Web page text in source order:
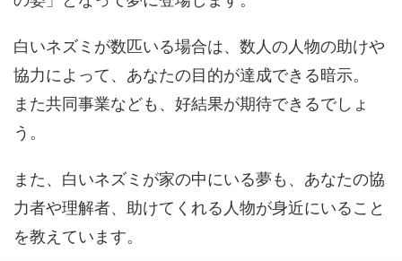
白いネズミが数匹いる場合は、数人の人物の助けや
協力によって、あなたの目的が達成できる暗示。
また共同事業なども、好結果が期待できるでしょ
う。
また、白いネズミが家の中にいる夢も、あなたの協
力者や理解者、助けてくれる人物が身近にいること
を教えています。